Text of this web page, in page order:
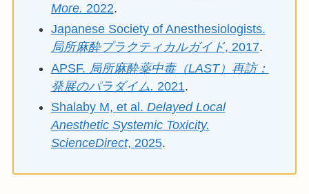
More. 2022.
Japanese Society of Anesthesiologists.
局所麻酔プラクティカルガイド, 2017.
APSF. 局所麻酔薬中毒（LAST）再訪：
発展のパラダイム. 2021.
Shalaby M, et al. Delayed Local
Anesthetic Systemic Toxicity.
ScienceDirect, 2025.